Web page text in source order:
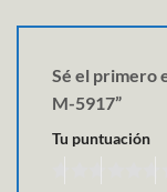
Sé el primero
M-5917”
Tu puntuación